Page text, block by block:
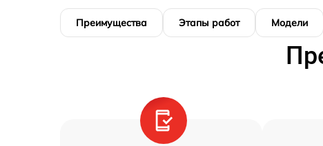
Преимущества Этапы работ Модели